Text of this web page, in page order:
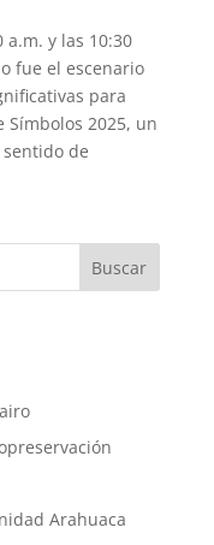
y las 10:30
fue el escenario
para
2025, un
de
Arahuaca